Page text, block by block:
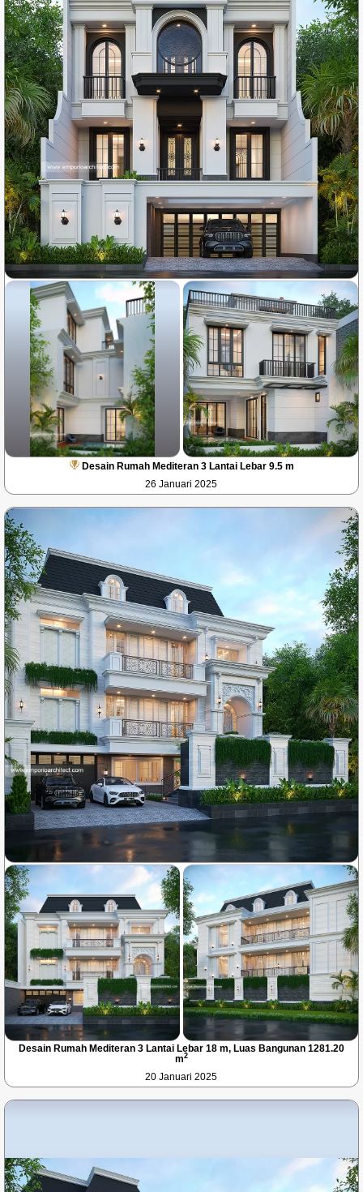
Desain Rumah Mediteran 3 Lantai Lebar 9.5 m
26 Januari 2025
Desain Rumah Mediteran 3 Lantai Lebar 18 m, Luas Bangunan 1281.20
m2
20 Januari 2025